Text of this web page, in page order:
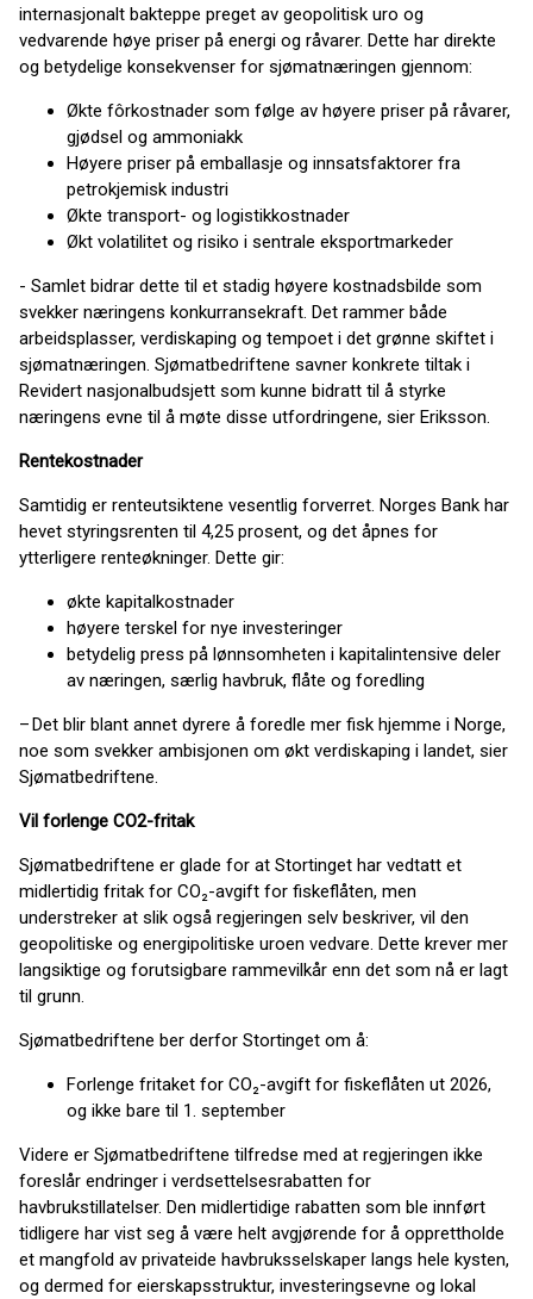
internasjonalt bakteppe preget av geopolitisk uro og
vedvarende høye priser på energi og råvarer. Dette har direkte
og betydelige konsekvenser for sjømatnæringen gjennom:
Økte fôrkostnader som følge av høyere priser på råvarer,
gjødsel og ammoniakk
Høyere priser på emballasje og innsatsfaktorer fra
petrokjemisk industri
Økte transport- og logistikkostnader
Økt volatilitet og risiko i sentrale eksportmarkeder
- Samlet bidrar dette til et stadig høyere kostnadsbilde som
svekker næringens konkurransekraft. Det rammer både
arbeidsplasser, verdiskaping og tempoet i det grønne skiftet i
sjømatnæringen. Sjømatbedriftene savner konkrete tiltak i
Revidert nasjonalbudsjett som kunne bidratt til å styrke
næringens evne til å møte disse utfordringene, sier Eriksson.
Rentekostnader
Samtidig er renteutsiktene vesentlig forverret. Norges Bank har
hevet styringsrenten til 4,25 prosent, og det åpnes for
ytterligere renteøkninger. Dette gir:
økte kapitalkostnader
høyere terskel for nye investeringer
betydelig press på lønnsomheten i kapitalintensive deler
av næringen, særlig havbruk, flåte og foredling
– Det blir blant annet dyrere å foredle mer fisk hjemme i Norge,
noe som svekker ambisjonen om økt verdiskaping i landet, sier
Sjømatbedriftene.
Vil forlenge CO2-fritak
Sjømatbedriftene er glade for at Stortinget har vedtatt et
midlertidig fritak for CO₂-avgift for fiskeflåten, men
understreker at slik også regjeringen selv beskriver, vil den
geopolitiske og energipolitiske uroen vedvare. Dette krever mer
langsiktige og forutsigbare rammevilkår enn det som nå er lagt
til grunn.
Sjømatbedriftene ber derfor Stortinget om å:
Forlenge fritaket for CO₂-avgift for fiskeflåten ut 2026,
og ikke bare til 1. september
Videre er Sjømatbedriftene tilfredse med at regjeringen ikke
foreslår endringer i verdsettelsesrabatten for
havbrukstillatelser. Den midlertidige rabatten som ble innført
tidligere har vist seg å være helt avgjørende for å opprettholde
et mangfold av privateide havbruksselskaper langs hele kysten,
og dermed for eierskapsstruktur, investeringsevne og lokal